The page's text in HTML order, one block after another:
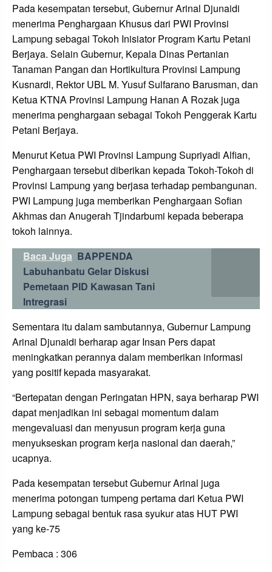
Pada kesempatan tersebut, Gubernur Arinal Djunaidi
menerima Penghargaan Khusus dari PWI Provinsi
Lampung sebagai Tokoh Inisiator Program Kartu Petani
Berjaya. Selain Gubernur, Kepala Dinas Pertanian
Tanaman Pangan dan Hortikultura Provinsi Lampung
Kusnardi, Rektor UBL M. Yusuf Sulfarano Barusman, dan
Ketua KTNA Provinsi Lampung Hanan A Rozak juga
menerima penghargaan sebagai Tokoh Penggerak Kartu
Petani Berjaya.
Menurut Ketua PWI Provinsi Lampung Supriyadi Alfian,
Penghargaan tersebut diberikan kepada Tokoh-Tokoh di
Provinsi Lampung yang berjasa terhadap pembangunan.
PWI Lampung juga memberikan Penghargaan Sofian
Akhmas dan Anugerah Tjindarbumi kepada beberapa
tokoh lainnya.
Baca Juga BAPPENDA
Labuhanbatu Gelar Diskusi
Pemetaan PID Kawasan Tani
Intregrasi
Sementara itu dalam sambutannya, Gubernur Lampung
Arinal Djunaidi berharap agar Insan Pers dapat
meningkatkan perannya dalam memberikan informasi
yang positif kepada masyarakat.
“Bertepatan dengan Peringatan HPN, saya berharap PWI
dapat menjadikan ini sebagai momentum dalam
mengevaluasi dan menyusun program kerja guna
menyukseskan program kerja nasional dan daerah,”
ucapnya.
Pada kesempatan tersebut Gubernur Arinal juga
menerima potongan tumpeng pertama dari Ketua PWI
Lampung sebagai bentuk rasa syukur atas HUT PWI
yang ke-75
Pembaca : 306